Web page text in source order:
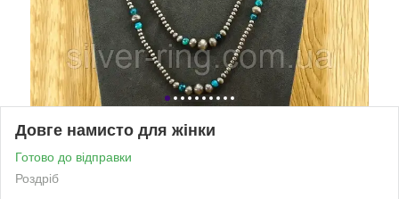
Довге намисто для жінки
Готово до відправки
Роздріб